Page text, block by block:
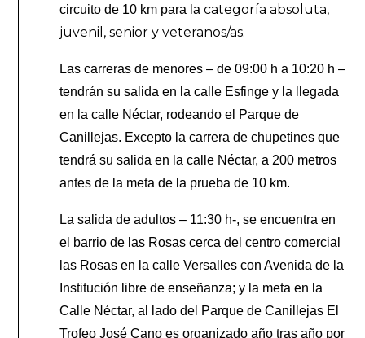
circuito de 10 km para lacategoría absoluta,
juvenil, senior y veteranos/as.
Las carreras de menores – de 09:00 h a 10:20 h –
tendrán su salida en la calle Esfinge y la llegada
en la calle Néctar, rodeando el Parque de
Canillejas. Excepto la carrera de chupetines que
tendrá su salida en la calle Néctar, a 200 metros
antes de la meta de la prueba de 10 km.
La salida de adultos – 11:30 h-, se encuentra en
el barrio de las Rosas cerca del centro comercial
las Rosas en la calle Versalles con Avenida de la
Institución libre de enseñanza; y la meta en la
Calle Néctar, al lado del Parque de Canillejas El
Trofeo José Cano es organizado año tras año por